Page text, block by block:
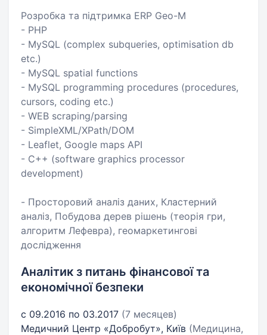
Розробка та підтримка ERP Geo-M
- PHP
- MySQL (complex subqueries, optimisation db
etc.)
- MySQL spatial functions
- MySQL programming procedures (procedures,
cursors, coding etc.)
- WEB scraping/parsing
- SimpleXML/XPath/DOM
- Leaflet, Google maps API
- C++ (software graphics processor
development)
- Просторовий аналіз даних, Кластерний
аналіз, Побудова дерев рішень (теорія гри,
алгоритм Лефевра), геомаркетингові
дослідження
Аналітик з питань фінансової та
економічної безпеки
с 09.2016 по 03.2017 (7 месяцев)
Медичний Центр «Добробут», Київ (Медицина,